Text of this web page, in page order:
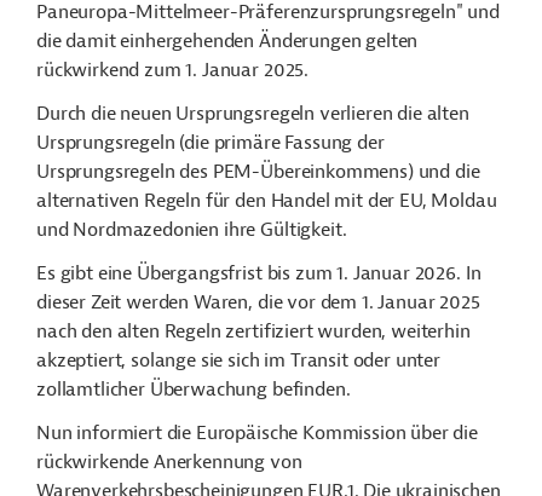
Paneuropa-Mittelmeer-Präferenzursprungsregeln" und
die damit einhergehenden Änderungen gelten
rückwirkend zum 1. Januar 2025.
Durch die neuen Ursprungsregeln verlieren die alten
Ursprungsregeln (die primäre Fassung der
Ursprungsregeln des PEM-Übereinkommens)und die
alternativen Regeln für den Handel mit der EU, Moldau
und Nordmazedonien ihre Gültigkeit.
Es gibt eine Übergangsfrist bis zum 1. Januar 2026. In
dieser Zeit werden Waren, die vor dem 1. Januar 2025
nach den alten Regeln zertifiziert wurden, weiterhin
akzeptiert, solange sie sich im Transit oder unter
zollamtlicher Überwachung befinden.
Nun informiert die Europäische Kommission über die
rückwirkende Anerkennung von
Warenverkehrsbescheinigungen EUR.1. Die ukrainischen